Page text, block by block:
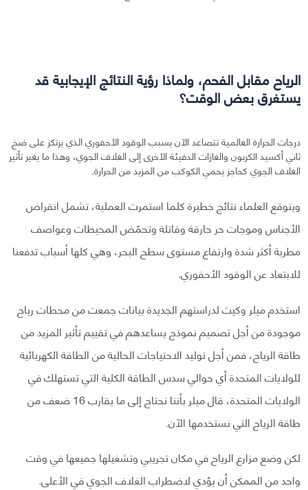
الرياح مقابل الفحم، ولماذا رؤية النتائج الإيجابية قد
يستغرق بعض الوقت؟
درجات الحرارة العالمية تتصاعد الآن بسبب الوقود الأحفوري الذي يرتكز على ضخ
ثاني أكسيد الكربون والغازات الدفيئة الأخرى إلى الغلاف الجوي، وهذا ما يغير تأثير
الغلاف الجوي كحاجز يحمي الكوكب من المزيد من الحرارة.
ويتوقع العلماء نتائج خطيرة كلما استمرت العملية، تشمل انقراض
الأجناس وموجات حر حارقة وقاتلة وتحمّض المحيطات وعواصف
مطرية أكثر شدة وارتفاع مستوى سطح البحر، وهي كلها أسباب تدفعنا
للابتعاد عن الوقود الأحفوري.
استخدم ميلر وكيث لدراستهم الجديدة بيانات جمعت من محطات رياح
موجودة من أجل تصميم نموذج يساعدهم في تقييم تأثير المزيد من
طاقة الرياح، فمن أجل توليد الاحتياجات الحالية من الطاقة الكهربائية
للولايات المتحدة أي حوالي سدس الطاقة الكلية التي تستهلك في
الولايات المتحدة، قال ميلر بأننا نحتاج إلى ما يقارب 16 ضعف من
طاقة الرياح التي نستخدمها الآن.
لكن وضع مزارع الرياح في مكان تجريبي وتشغيلها جميعها في وقت
واحد من الممكن أن يؤدي لاضطراب الغلاف الجوي في الأعلى.